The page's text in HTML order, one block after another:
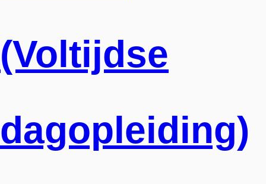
(Voltijdse
dagopleiding)